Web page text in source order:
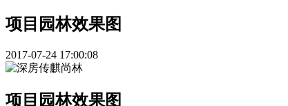
项目园林效果图
2017-07-24 17:00:08
项目园林效果图